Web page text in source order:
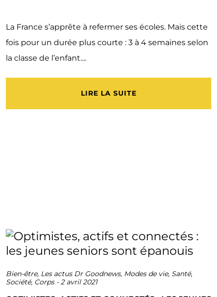
La France s’apprête à refermer ses écoles. Mais cette
fois pour un durée plus courte : 3 à 4 semaines selon
la classe de l’enfant....
LIRE LA SUITE
Bien-être, Les actus Dr Goodnews, Modes de vie, Santé,
Société, Corps-2 avril 2021